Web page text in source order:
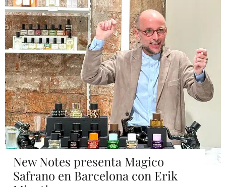
New Notes presenta Magico
Safrano en Barcelona con Erik